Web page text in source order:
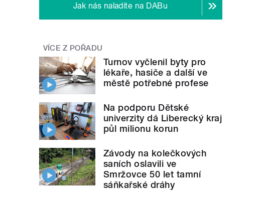
Jak nás naladíte na DABu
VÍCE Z POŘADU
Turnov vyčlenil byty pro
lékaře, hasiče a další ve
městě potřebné profese
Na podporu Dětské
univerzity dá Liberecký kraj
půl milionu korun
Závody na kolečkových
saních oslavili ve
Smržovce 50 let tamní
sáňkařské dráhy